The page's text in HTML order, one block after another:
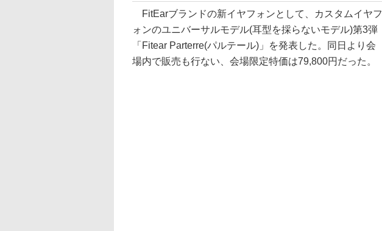
FitEarブランドの新イヤフォンとして、カスタムイヤフ
ォンのユニバーサルモデル(耳型を採らないモデル)第3弾
「Fitear Parterre(パルテール)」を発表した。同日より会
場内で販売も行ない、会場限定特価は79,800円だった。